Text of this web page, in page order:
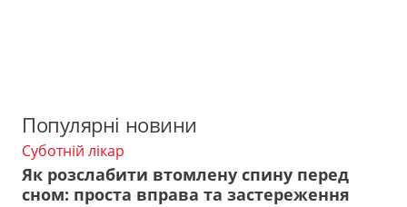
Популярні новини
Суботній лікар
Як розслабити втомлену спину перед
сном: проста вправа та застереження